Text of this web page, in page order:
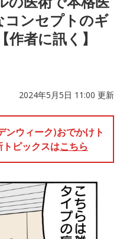
ンセプトのギ
者に訊く】
2024年5月5日 11:00 更新
ンウィーク)おでかけト
トピックスはこちら